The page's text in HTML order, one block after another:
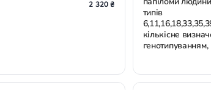
2 320 ₴
типів
кількісне